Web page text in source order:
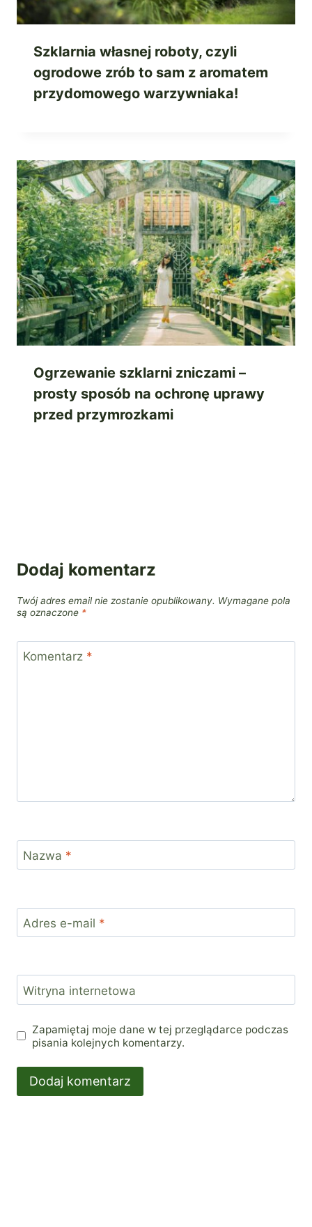
Szklarnia własnej roboty, czyli
ogrodowe zrób to sam z aromatem
przydomowego warzywniaka!
Ogrzewanie szklarni zniczami –
prosty sposób na ochronę uprawy
przed przymrozkami
Dodaj komentarz
Twój adres email nie zostanie opublikowany. Wymagane pola
są oznaczone *
Komentarz *
Nazwa *
Adres e-mail *
Witryna internetowa
Zapamiętaj moje dane w tej przeglądarce podczas
pisania kolejnych komentarzy.